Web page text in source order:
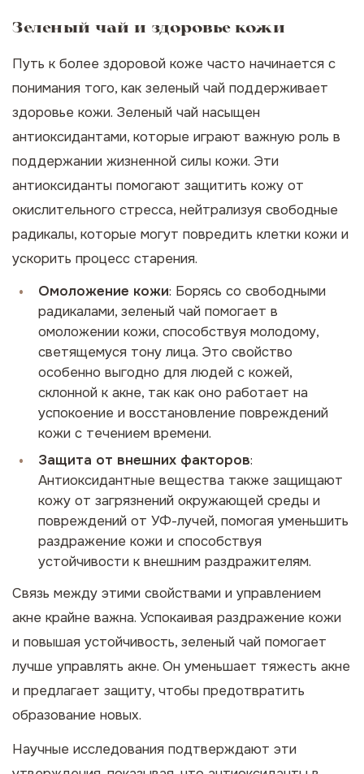
Зеленый чай и здоровье кожи
Путь к более здоровой коже часто начинается с
понимания того, как зеленый чай поддерживает
здоровье кожи. Зеленый чай насыщен
антиоксидантами, которые играют важную роль в
поддержании жизненной силы кожи. Эти
антиоксиданты помогают защитить кожу от
окислительного стресса, нейтрализуя свободные
радикалы, которые могут повредить клетки кожи и
ускорить процесс старения.
Омоложение кожи: Борясь со свободными
радикалами, зеленый чай помогает в
омоложении кожи, способствуя молодому,
светящемуся тону лица. Это свойство
особенно выгодно для людей с кожей,
склонной к акне, так как оно работает на
успокоение и восстановление повреждений
кожи с течением времени.
Защита от внешних факторов:
Антиоксидантные вещества также защищают
кожу от загрязнений окружающей среды и
повреждений от УФ-лучей, помогая уменьшить
раздражение кожи и способствуя
устойчивости к внешним раздражителям.
Связь между этими свойствами и управлением
акне крайне важна. Успокаивая раздражение кожи
и повышая устойчивость, зеленый чай помогает
лучше управлять акне. Он уменьшает тяжесть акне
и предлагает защиту, чтобы предотвратить
образование новых.
Научные исследования подтверждают эти